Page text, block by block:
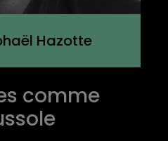
De Roubin
: Semer des
du sens